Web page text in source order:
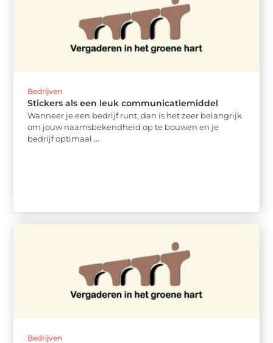
Bedrijven
Stickers als een leuk communicatiemiddel
Wanneer je een bedrijf runt, dan is het zeer belangrijk
om jouw naamsbekendheid op te bouwen en je
bedrijf optimaal ...
Bedrijven